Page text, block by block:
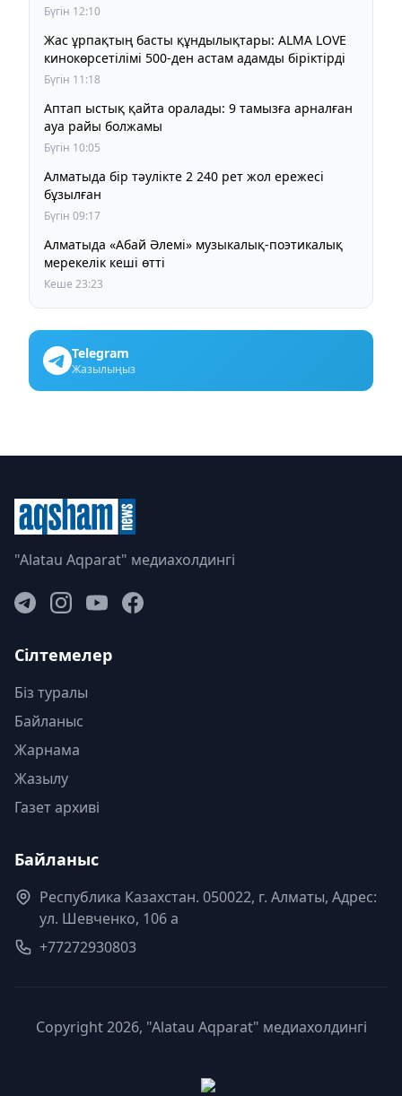
Бүгін 12:10
Жас ұрпақтың басты құндылықтары: ALMA LOVE
кинокөрсетілімі 500-ден астам адамды біріктірді
Бүгін 11:18
Аптап ыстық қайта оралады: 9 тамызға арналған
ауа райы болжамы
Бүгін 10:05
Алматыда бір тәулікте 2 240 рет жол ережесі
бұзылған
Бүгін 09:17
Алматыда «Абай Әлемі» музыкалық-поэтикалық
мерекелік кеші өтті
Кеше 23:23
Telegram
Жазылыңыз
"Alatau Aqparat" медиахолдингі
Сілтемелер
Біз туралы
Байланыс
Жарнама
Жазылу
Газет архиві
Байланыс
Республика Казахстан. 050022, г. Алматы, Адрес:
ул. Шевченко, 106 а
+77272930803
Copyright 2026, "Alatau Aqparat" медиахолдингі